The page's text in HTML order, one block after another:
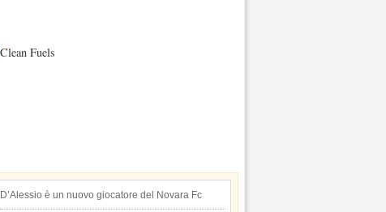
D’Alessio è un nuovo giocatore del Novara Fc